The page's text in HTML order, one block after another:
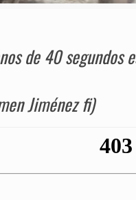
de 40
Jiménez fi)